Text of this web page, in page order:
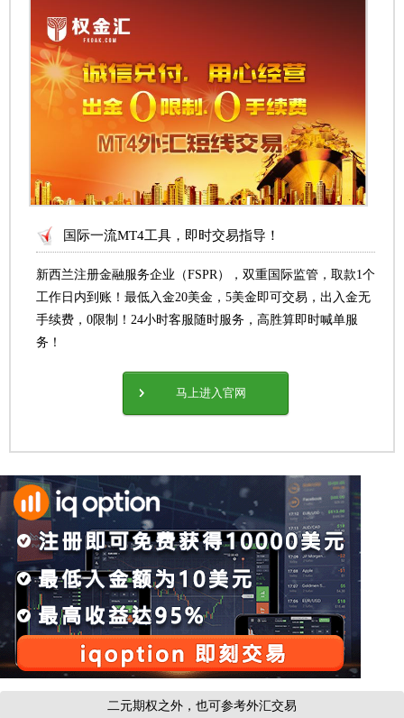
国际一流MT4工具，即时交易指导！
新西兰注册金融服务企业（FSPR），双重国际监管，取款1个
工作日内到账！最低入金20美金，5美金即可交易，出入金无
手续费，0限制！24小时客服随时服务，高胜算即时喊单服
务！
马上进入官网
二元期权之外，也可参考外汇交易